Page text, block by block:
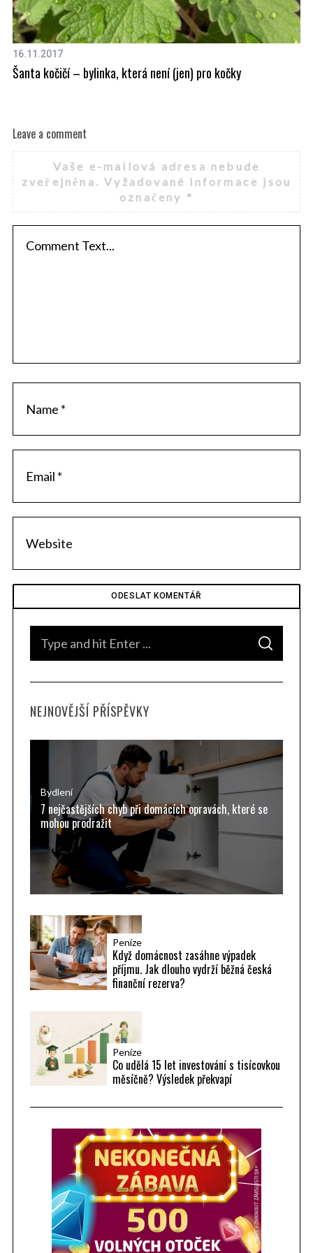
16.11.2017
Šanta kočičí – bylinka, která není (jen) pro kočky
Leave a comment
Vaše e-mailová adresa nebude
zveřejněna.
Vyžadované informace jsou
označeny *
c
:
S
A
C
NEJNOVĚJŠÍ PŘÍSPĚVKY
Bydlení
7 nejčastějších chyb při domácích opravách, které se
mohou prodražit
Peníze
Když domácnost zasáhne výpadek
příjmu. Jak dlouho vydrží běžná česká
finanční rezerva?
Peníze
Co udělá 15 let investování s tisícovkou
měsíčně? Výsledek překvapí
S
e
a
r
c
h
r
: